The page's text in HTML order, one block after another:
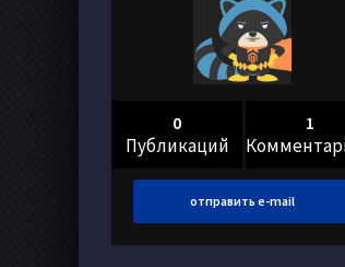
0
Публикаций
1
отправить e-mail